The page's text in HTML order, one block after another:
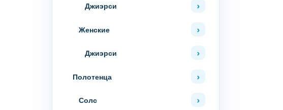
Джиэрси
Женские
Джиэрси
Полотенца
Солс